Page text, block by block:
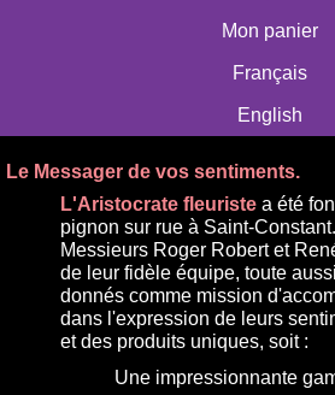
Mon panier
Français
English
Le Messager de vos sentiments.
L'Aristocrate fleuriste a été
pignon sur rue à Saint-
Messieurs Roger Robert et
de leur fidèle équipe, toute
donnés comme mission
dans l'expression de leurs
et des produits uniques, soit :
Une impressionnante